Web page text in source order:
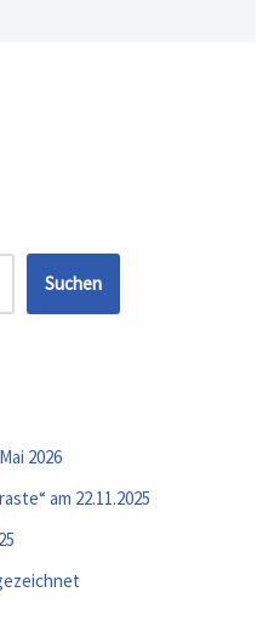
Suchen
2026
am 22.11.2025